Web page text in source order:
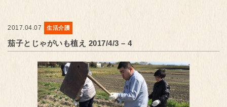
2017.04.07 生活介護
茄子とじゃがいも植え 2017/4/3 – 4